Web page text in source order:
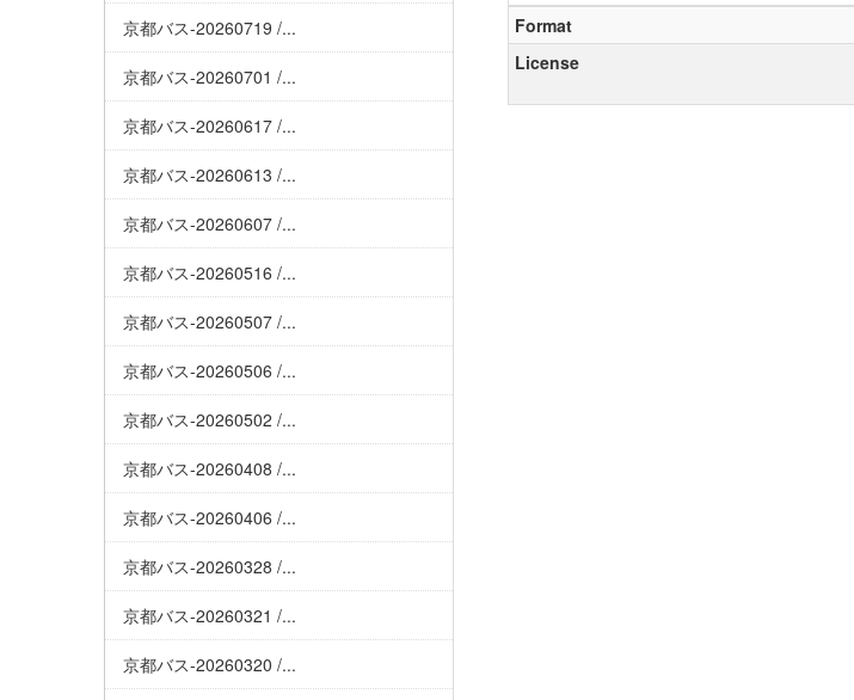
京都バス-20260719 /...
京都バス-20260701 /...
京都バス-20260617 /...
京都バス-20260613 /...
京都バス-20260607 /...
京都バス-20260516 /...
京都バス-20260507 /...
京都バス-20260506 /...
京都バス-20260502 /...
京都バス-20260408 /...
京都バス-20260406 /...
京都バス-20260328 /...
京都バス-20260321 /...
京都バス-20260320 /...
Format
License